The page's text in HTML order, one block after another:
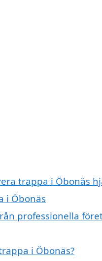
trappa i Öbonäs
i Öbonäs
professionella
i Öbonäs?